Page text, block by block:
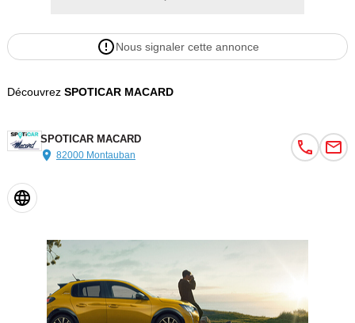
Nous signaler cette annonce
Découvrez SPOTICAR MACARD
SPOTICAR MACARD
82000 Montauban